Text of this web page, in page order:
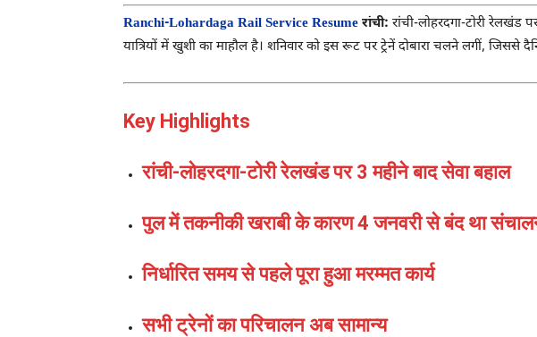
Ranchi-Lohardaga Rail Service Resume रांची: रांची-लोहरदगा-टोरी रेलखंड
यात्रियों में खुशी का माहौल है। शनिवार को इस रूट पर ट्रेनें दोबारा चलने लगीं, जिससे
Key Highlights
रांची-लोहरदगा-टोरी रेलखंड पर 3 महीने बाद सेवा बहाल
पुल में तकनीकी खराबी के कारण 4 जनवरी से बंद था
निर्धारित समय से पहले पूरा हुआ मरम्मत कार्य
सभी ट्रेनों का परिचालन अब सामान्य